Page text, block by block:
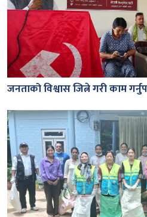
जनताको विश्वास जित्ने गरी काम